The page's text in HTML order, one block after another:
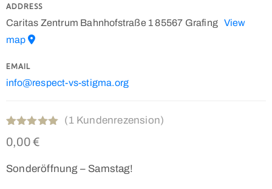
ADDRESS
Caritas Zentrum Bahnhofstraße 1 85567 Grafing View
map
EMAIL
info@respect-vs-stigma.org
mit5.00
basierend
auf
(1Kundenrezension)
0,00€
Sonderöffnung – Samstag!